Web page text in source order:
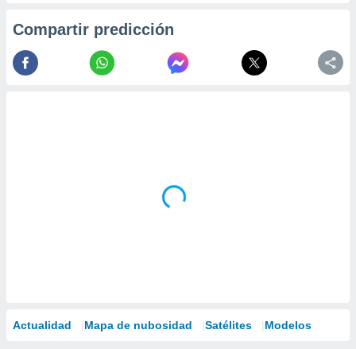
Compartir predicción
Actualidad Mapa de nubosidad Satélites Modelos